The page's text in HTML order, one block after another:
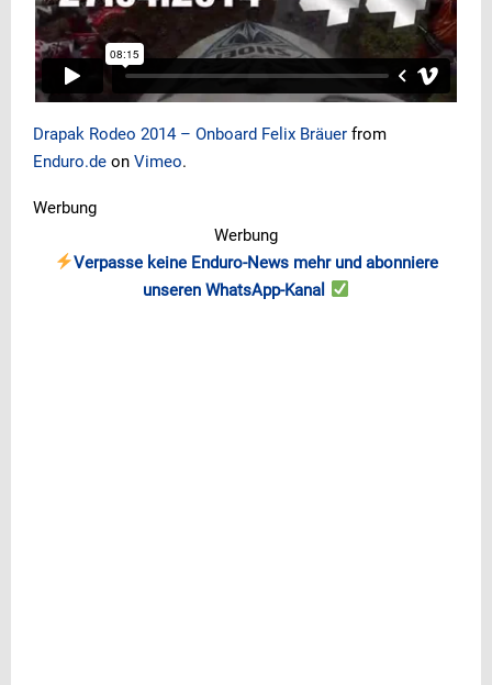
Drapak Rodeo 2014 – Onboard Felix Bräuer from
Enduro.de on Vimeo.
Werbung
Werbung
Verpasse keine Enduro-News mehr und abonniere
unseren WhatsApp-Kanal